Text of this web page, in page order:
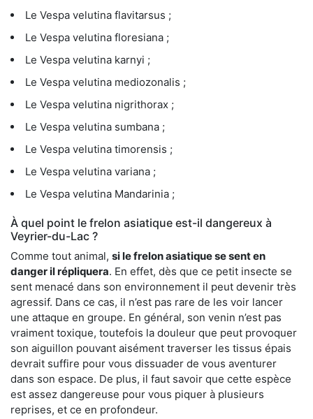
Le Vespa velutina flavitarsus ;
Le Vespa velutina floresiana ;
Le Vespa velutina karnyi ;
Le Vespa velutina mediozonalis ;
Le Vespa velutina nigrithorax ;
Le Vespa velutina sumbana ;
Le Vespa velutina timorensis ;
Le Vespa velutina variana ;
Le Vespa velutina Mandarinia ;
À quel point le frelon asiatique est-il dangereux à
Veyrier-du-Lac ?
Comme tout animal, si le frelon asiatique se sent en
danger il répliquera. En effet, dès que ce petit insecte se
sent menacé dans son environnement il peut devenir très
agressif. Dans ce cas, il n’est pas rare de les voir lancer
une attaque en groupe. En général, son venin n’est pas
vraiment toxique, toutefois la douleur que peut provoquer
son aiguillon pouvant aisément traverser les tissus épais
devrait suffire pour vous dissuader de vous aventurer
dans son espace. De plus, il faut savoir que cette espèce
est assez dangereuse pour vous piquer à plusieurs
reprises, et ce en profondeur.